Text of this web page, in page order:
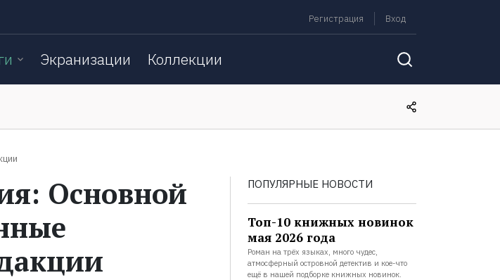
Регистрация Вход
Экранизации Коллекции
Основной
ПОПУЛЯРНЫЕ НОВОСТИ
Топ-10 книжных новинок
мая 2026 года
Роман на трёх языках, много чудес,
атмосферный островной детектив и кое-что
ещё в нашей подборке книжных новинок.